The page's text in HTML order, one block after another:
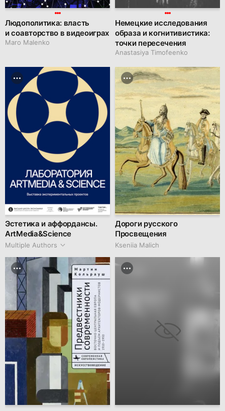
Людополитика: власть
и соавторство в видеоиграх
Maro Malenko
Немецкие исследования
образа и когнитивистика:
точки пересечения
Anastasiya Timofeenko
Эстетика и аффордансы.
ArtMedia&Science
Multiple Authors
Дороги русского
Просвещения
Kseniia Malich